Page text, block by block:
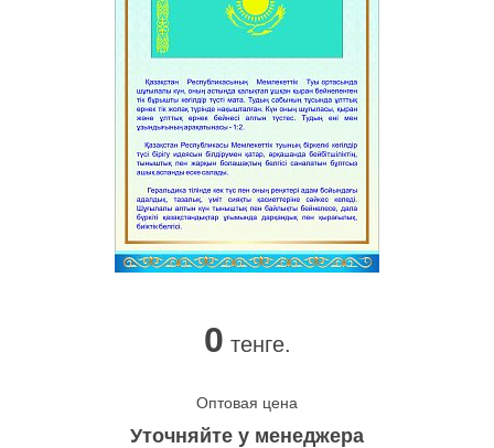
0 тенге.
Оптовая цена
Уточняйте у менеджера